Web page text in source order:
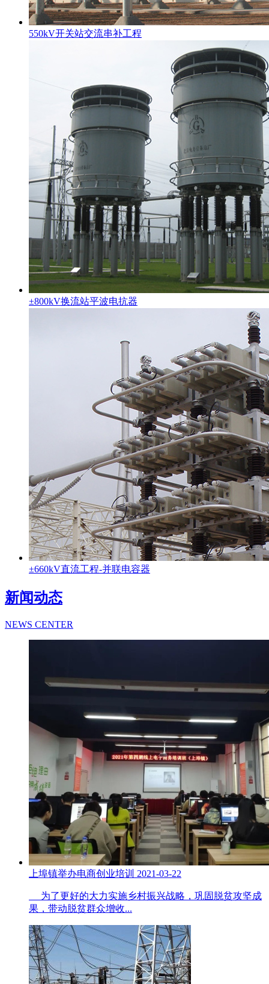
550kV开关站交流串补工程
±800kV换流站平波电抗器
±660kV直流工程-并联电容器
新闻动态
NEWS CENTER
上埠镇举办电商创业培训 2021-03-22
为了更好的大力实施乡村振兴战略，巩固脱贫攻坚成
果，带动脱贫群众增收...